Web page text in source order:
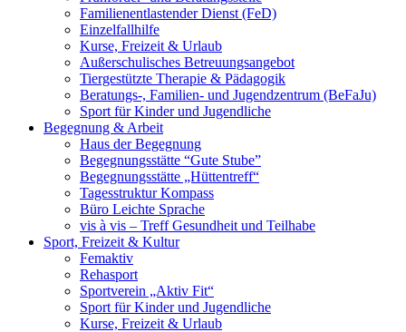
Familienentlastender Dienst (FeD)
Einzelfallhilfe
Kurse, Freizeit & Urlaub
Außerschulisches Betreuungsangebot
Tiergestützte Therapie & Pädagogik
Beratungs-, Familien- und Jugendzentrum (BeFaJu)
Sport für Kinder und Jugendliche
Begegnung & Arbeit
Haus der Begegnung
Begegnungsstätte “Gute Stube”
Begegnungsstätte „Hüttentreff“
Tagesstruktur Kompass
Büro Leichte Sprache
vis à vis – Treff Gesundheit und Teilhabe
Sport, Freizeit & Kultur
Femaktiv
Rehasport
Sportverein „Aktiv Fit“
Sport für Kinder und Jugendliche
Kurse, Freizeit & Urlaub